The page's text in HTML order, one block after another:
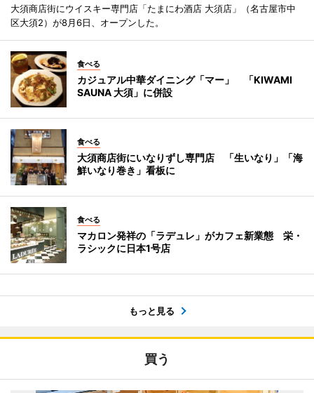
大須商店街にウイスキー専門店「たまにわ酒店 大須店」（名古屋市中
区大須2）が8月6日、オープンした。
食べる
カジュアル中華ダイニング「マー」 「KIWAMI
SAUNA 大須」に併設
食べる
大須商店街にいなりずし専門店 「生いなり」「海
鮮いなり巻き」看板に
食べる
マカロン発祥の「ラデュレ」がカフェ新業態 栄・
ラシックに日本1号店
もっと見る
買う